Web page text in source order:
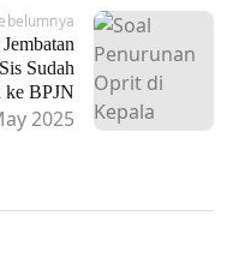
Sudah
BPJN
2025